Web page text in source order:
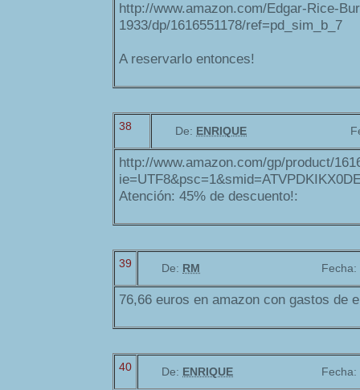
http://www.amazon.com/Edgar-Rice-
1933/dp/1616551178/ref=pd_sim_b_7
A reservarlo entonces!
38 De: ENRIQUE
http://www.amazon.com/gp/product/
Atención: 45% de descuento!:
39 De: RM Fecha:
76,66 euros en amazon con gastos de
40 De: ENRIQUE Fecha: